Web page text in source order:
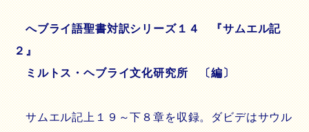
へブライ語聖書対訳シリーズ１４ 『サムエル記
２』
ミルトス・ヘブライ文化研究所 〔編〕
サムエル記上１９～下８章を収録。ダビデはサウル